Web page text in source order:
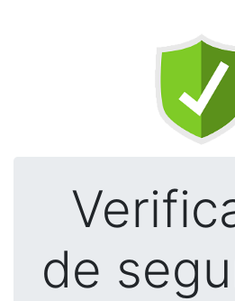
de